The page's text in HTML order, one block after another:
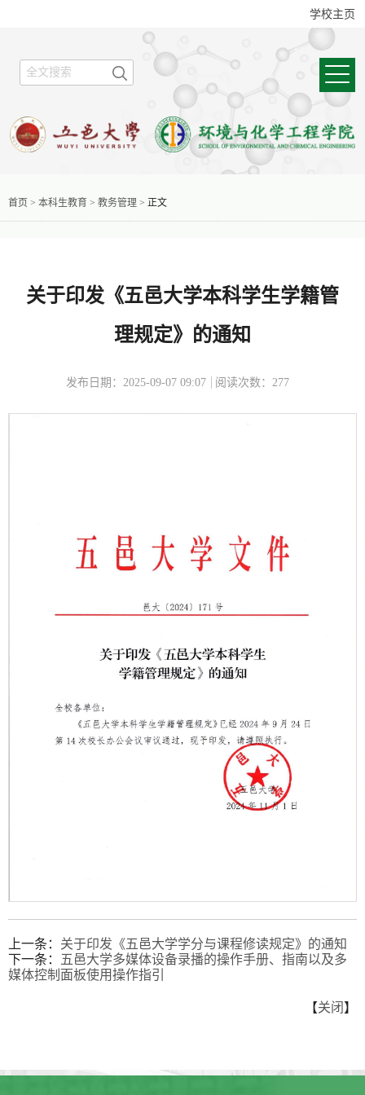
学校主页
首页 > 本科生教育 > 教务管理 > 正文
关于印发《五邑大学本科学生学籍管
理规定》的通知
发布日期：2025-09-07 09:07 阅读次数： 277
第 1 页
上一条： 关于印发《五邑大学学分与课程修读规定》的通知
下一条：
五邑大学多媒体设备录播的操作手册、指南以及多
媒体控制面板使用操作指引
【关闭 】